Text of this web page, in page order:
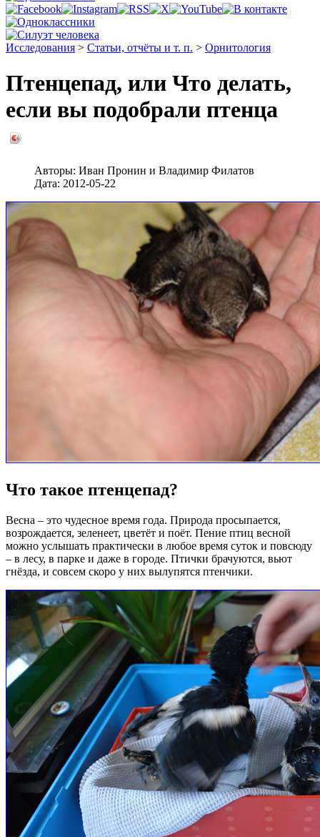
Исследования > Статьи, отчёты и т. п. > Орнитология
Птенцепад, или Что делать,
если вы подобрали птенца
Авторы: Иван Пронин и Владимир Филатов
Дата: 2012-05-22
Что такое птенцепад?
Весна – это чудесное время года. Природа просыпается,
возрождается, зеленеет, цветёт и поёт. Пение птиц весной
можно услышать практически в любое время суток и повсюду
– в лесу, в парке и даже в городе. Птички брачуются, вьют
гнёзда, и совсем скоро у них вылупятся птенчики.